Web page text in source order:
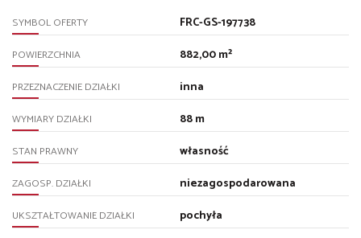
SYMBOL OFERTY FRC-GS-197738
POWIERZCHNIA 882,00 m²
PRZEZNACZENIE DZIAŁKI inna
WYMIARY DZIAŁKI 88 m
STAN PRAWNY własność
ZAGOSP. DZIAŁKI niezagospodarowana
UKSZTAŁTOWANIE DZIAŁKI pochyła